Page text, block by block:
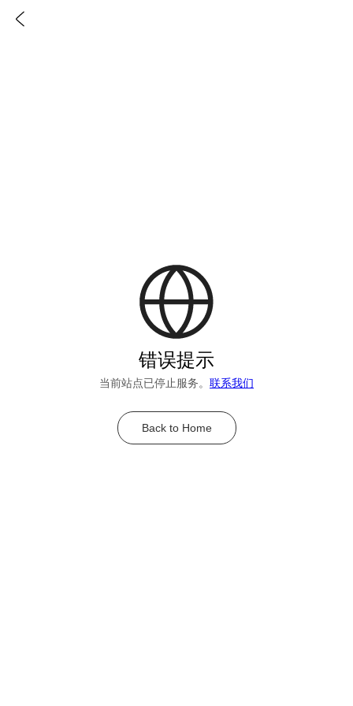
错误提示
当前站点已停止服务。 联系我们
Back to Home